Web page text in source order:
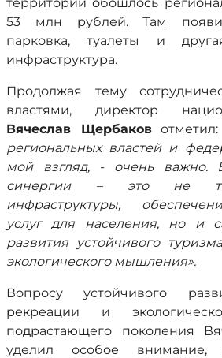
53 млн рублей. Там
парковка, туалеты и
инфраструктура.
Продолжая тему
властями, директор
Вячеслав Щербаковотметил:
региональных властей и
мой взгляд, - очень важно.
синергии – это не
инфраструктуры,
услуг для населения, но и
развития устойчивого
экологического мышления».
Вопросу устойчивого
рекреации и
подрастающего поколения
уделил особое внимание,